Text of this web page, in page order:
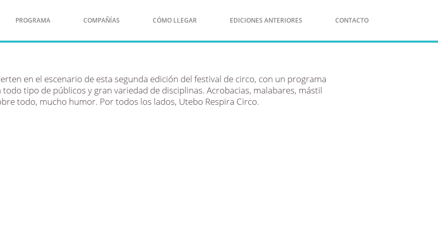
PROGRAMA COMPAÑÍAS CÓMO LLEGAR EDICIONES ANTERIORES CONTACTO
en el escenario de esta segunda edición del festival de circo, con un programa
tipo de públicos y gran variedad de disciplinas. Acrobacias, malabares, mástil
todo, mucho humor. Por todos los lados, Utebo Respira Circo.